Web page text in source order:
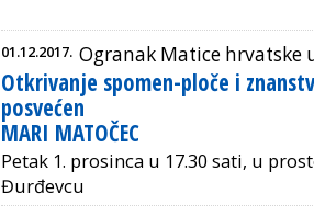
01.12.2017. Ogranak Matice hrvatske
Otkrivanje spomen-ploče i
posvećen
MARI MATOČEC
Petak 1. prosinca u 17.30 sati, u
Đurđevcu